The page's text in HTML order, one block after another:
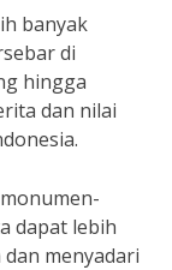
banyak
di
hingga
dan nilai
dapat lebih
menyadari